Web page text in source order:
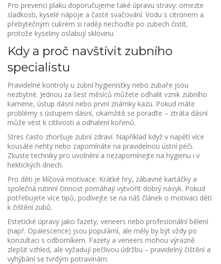
Pro prevenci plaku doporučujeme také úpravu stravy: omezte
sladkosti, kyselé nápoje a časté svačování. Vodu s citronem a
přebytečným cukrem si raději nechoďte po zubech čistit,
protože kyseliny oslabují sklovinu.
Kdy a proč navštívit zubního
specialistu
Pravidelné kontroly u zubní hygienistky nebo zubaře jsou
nezbytné. Jednou za šest měsíců můžete odhalit vznik zubního
kamene, ústup dásní nebo první známky kazu. Pokud máte
problémy s ústupem dásní, okamžitě se poraďte – ztráta dásní
může vést k citlivosti a odhalení kořenů.
Stres často zhoršuje zubní zdraví. Například když v napětí více
kousáte nehty nebo zapomínáte na pravidelnou ústní péči.
Zkuste techniky pro uvolnění a nezapomínejte na hygienu i v
hektických dnech.
Pro děti je klíčová motivace. Krátké hry, zábavné kartáčky a
společná rutinní činnost pomáhají vytvořit dobrý návyk. Pokud
potřebujete více tipů, podívejte se na náš článek o motivaci dětí
k čištění zubů.
Estetické úpravy jako fazety, veneers nebo profesionální bělení
(např. Opalescence) jsou populární, ale měly by být vždy po
konzultaci s odborníkem. Fazety a veneers mohou výrazně
zlepšit vzhled, ale vyžadují pečlivou údržbu – pravidelný čištění a
vyhýbání se tvrdým potravinám.